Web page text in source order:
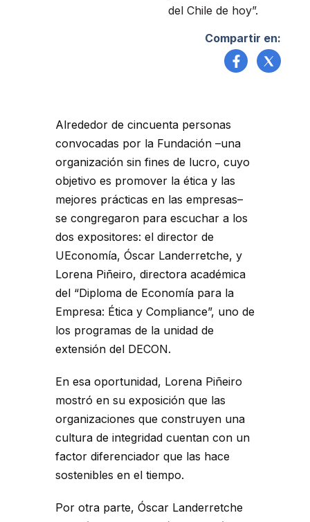
del Chile de hoy”.
Compartir en:
Alrededor de cincuenta personas
convocadas por la Fundación –una
organización sin fines de lucro, cuyo
objetivo es promover la ética y las
mejores prácticas en las empresas–
se congregaron para escuchar a los
dos expositores: el director de
UEconomía, Óscar Landerretche, y
Lorena Piñeiro, directora académica
del “Diploma de Economía para la
Empresa: Ética y Compliance”, uno de
los programas de la unidad de
extensión del DECON.
En esa oportunidad, Lorena Piñeiro
mostró en su exposición que las
organizaciones que construyen una
cultura de integridad cuentan con un
factor diferenciador que las hace
sostenibles en el tiempo.
Por otra parte, Óscar Landerretche